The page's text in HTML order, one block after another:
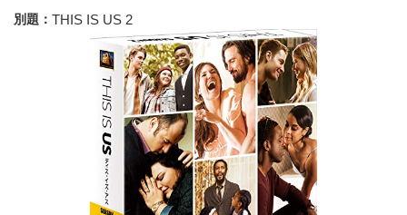
別題： THIS IS US 2